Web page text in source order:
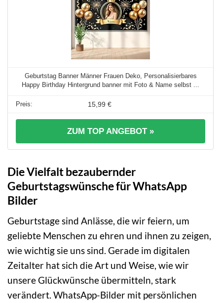
Geburtstag Banner Männer Frauen Deko, Personalisierbares
Happy Birthday Hintergrund banner mit Foto & Name selbst ...
15,99 €
ZUM TOP ANGEBOT »
Die Vielfalt bezaubernder
Geburtstagswünsche für WhatsApp
Bilder
Geburtstage sind Anlässe, die wir feiern, um
geliebte Menschen zu ehren und ihnen zu zeigen,
wie wichtig sie uns sind. Gerade im digitalen
Zeitalter hat sich die Art und Weise, wie wir
unsere Glückwünsche übermitteln, stark
verändert. WhatsApp-Bilder mit persönlichen